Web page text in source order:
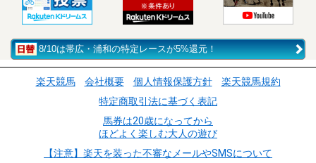
8/10は帯広・浦和の特定レースが5%還元！
楽天競馬 会社概要 個人情報保護方針
楽天競馬規約
特定商取引法に基づく表記
馬券は20歳になってから
ほどよく楽しむ大人の遊び
【注意】楽天を装った不審なメールやSMSについて